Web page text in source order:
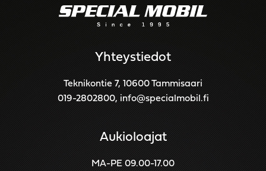
Yhteystiedot
Teknikontie 7, 10600 Tammisaari
019-2802800, info@specialmobil.fi
Aukioloajat
MA-PE 09.00-17.00